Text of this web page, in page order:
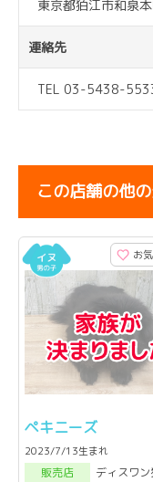
東京都狛江市和泉
連絡先
TEL 03-5438-
この店舗の他
お
ペキニーズ
2023/7/13生まれ
販売店
ディスワ